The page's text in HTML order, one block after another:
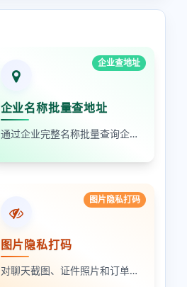
企业查地址
企业名称批量查地址
通过企业完整名称批量查询企业地址，支持查看默认地址、年报地址和注册地址，适合企业资料整理和工商信息核对
图片隐私打码
图片隐私打码
对聊天截图、证件照片和订单页面中的敏感内容进行局部打码，支持多次框选和重复处理